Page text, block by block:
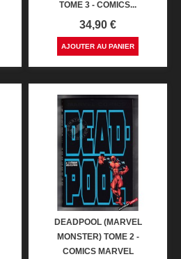
TOME 3 - COMICS...
Prix
34,90 €
AJOUTER AU PANIER
DEADPOOL (MARVEL
MONSTER) TOME 2 -
COMICS MARVEL